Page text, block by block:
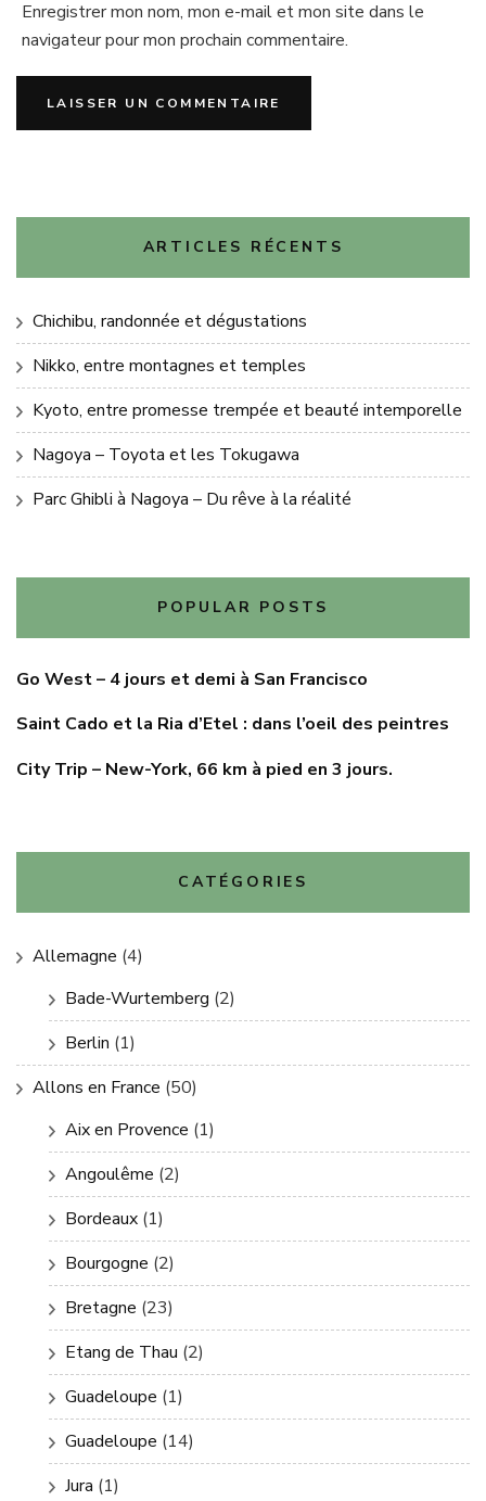
Enregistrer mon nom, mon e-mail et mon site dans le
navigateur pour mon prochain commentaire.
ARTICLES RÉCENTS
Chichibu, randonnée et dégustations
Nikko, entre montagnes et temples
Kyoto, entre promesse trempée et beauté intemporelle
Nagoya – Toyota et les Tokugawa
Parc Ghibli à Nagoya – Du rêve à la réalité
POPULAR POSTS
Go West – 4 jours et demi à San Francisco
Saint Cado et la Ria d’Etel : dans l’oeil des peintres
City Trip – New-York, 66 km à pied en 3 jours.
CATÉGORIES
Allemagne (4)
Bade-Wurtemberg (2)
Berlin (1)
Allons en France (50)
Aix en Provence (1)
Angoulême (2)
Bordeaux (1)
Bourgogne (2)
Bretagne (23)
Etang de Thau (2)
Guadeloupe (1)
Guadeloupe (14)
Jura (1)